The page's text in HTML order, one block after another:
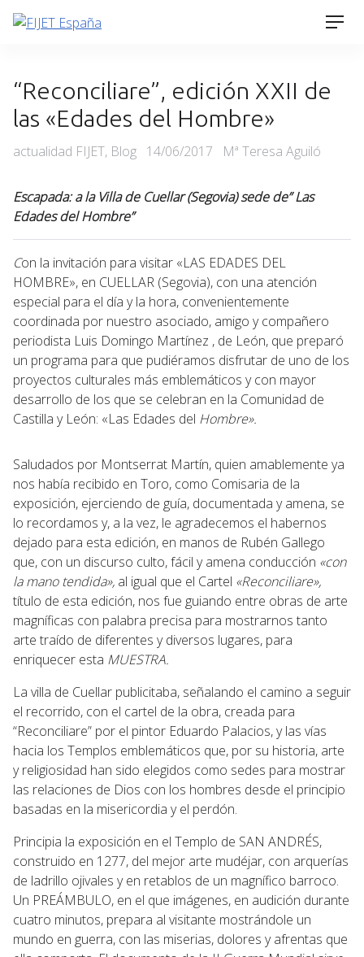
Skip
“Reconciliare”, edición XXII de
las «Edades del Hombre»
Categories
actualidad FIJET, Blog Posted
14/06/2017 Mª Teresa Aguiló
Escapada: a la Villa de Cuellar (Segovia) sede de” Las
Edades del Hombre”
Con la invitación para visitar «LAS EDADES DEL
HOMBRE», en CUELLAR (Segovia), con una atención
especial para el día y la hora, convenientemente
coordinada por nuestro asociado, amigo y compañero
periodista Luis Domingo Martínez , de León, que preparó
un programa para que pudiéramos disfrutar de uno de los
proyectos culturales más emblemáticos y con mayor
desarrollo de los que se celebran en la Comunidad de
Castilla y León: «Las Edades del Hombre».
Saludados por Montserrat Martín, quien amablemente ya
nos había recibido en Toro, como Comisaria de la
exposición, ejerciendo de guía, documentada y amena, se
lo recordamos y, a la vez, le agradecemos el habernos
dejado para esta edición, en manos de Rubén Gallego
que, con un discurso culto, fácil y amena conducción «con
la mano tendida», al igual que el Cartel «Reconciliare»,
título de esta edición, nos fue guiando entre obras de arte
magníficas con palabra precisa para mostrarnos tanto
arte traído de diferentes y diversos lugares, para
enriquecer esta MUESTRA.
La villa de Cuellar publicitaba, señalando el camino a seguir
el recorrido, con el cartel de la obra, creada para
“Reconciliare” por el pintor Eduardo Palacios, y las vías
hacia los Templos emblemáticos que, por su historia, arte
y religiosidad han sido elegidos como sedes para mostrar
las relaciones de Dios con los hombres desde el principio
basadas en la misericordia y el perdón.
Principia la exposición en el Templo de SAN ANDRÉS,
construido en 1277, del mejor arte mudéjar, con arquerías
de ladrillo ojivales y en retablos de un magnífico barroco.
Un PREÁMBULO, en el que imágenes, en audición durante
cuatro minutos, prepara al visitante mostrándole un
mundo en guerra, con las miserias, dolores y afrentas que